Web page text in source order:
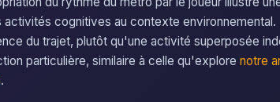
activités cognitives au contexte
du trajet, plutôt qu'une activité superposée
particulière, similaire à celle qu'explore notre
.